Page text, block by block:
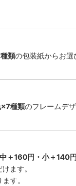
類の包装紙からお選
種類のフレームデ
＋160円・小＋140
ます。
す。